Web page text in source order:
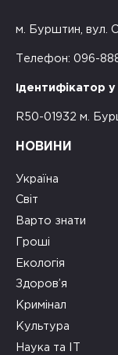
м. Бурштин, вул.
Телефон: 096-
Ідентифікатор
R50-01932 м.
НОВИНИ
Україна
Світ
Варто знати
Гроші
Екологія
Здоров’я
Кримінал
Культура
Наука та ІТ